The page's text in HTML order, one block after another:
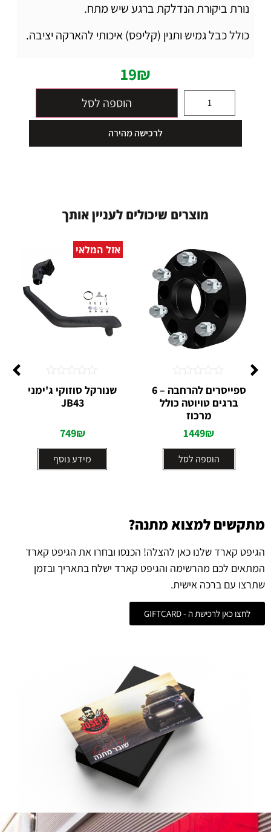
נורת ביקורת הנדלקת ברגע שיש מתח.
כולל כבל גמיש ותנין (קליפס) איכותי להארקה יציבה.
19₪
הוספה לסל
לרכישה מהירה
מוצרים שיכולים לענייןאותך
ספייסרים להרחבה – 6
ברגים טויוטה כולל
מרכוז
1449₪
הוספה לסל
0
מתוך
אזל המלאי
שנורקל סוזוקי ג'ימני
JB43
749₪
מידע נוסף
דורג
0
מתקשים למצוא מתנה?
הגיפט קארד שלנו כאן להצלה! הכנסו ובחרו את הגיפט קארד
המתאים לכם מהרשימה והגיפט קארד ישלח בתאריך ובזמן
שתרצו עם ברכה אישית.
לחצו כאן לרכישת ה - GIFTCARD